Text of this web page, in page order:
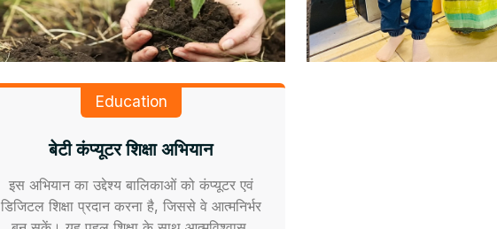
Education
बेटी कंप्यूटर शिक्षा अभियान
इस अभियान का उद्देश्य बालिकाओं को कंप्यूटर एवं
डिजिटल शिक्षा प्रदान करना है, जिससे वे आत्मनिर्भर